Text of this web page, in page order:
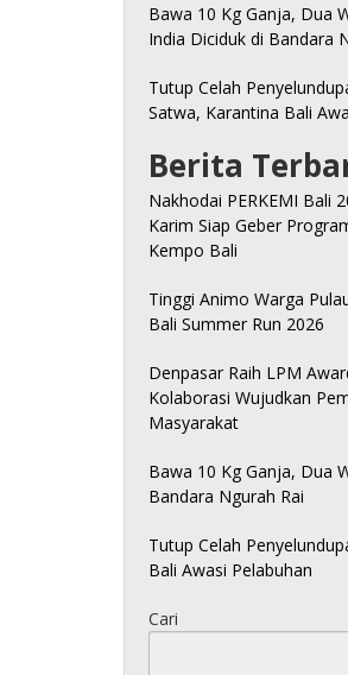
Bawa 10 Kg Ganja, Dua
India Diciduk di Bandara
Tutup Celah
Satwa, Karantina Bali
Berita
Nakhodai PERKEMI Bali
Karim Siap Geber
Kempo Bali
Tinggi Animo Warga
Bali Summer Run 2026
Denpasar Raih LPM
Kolaborasi Wujudkan
Masyarakat
Bawa 10 Kg Ganja, Dua
Bandara Ngurah Rai
Tutup Celah
Bali Awasi Pelabuhan
Cari